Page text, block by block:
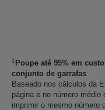
1 Poupe até 95% em
conjunto de garrafas
Baseado nos cálculos da
página e no número
imprimir o mesmo número